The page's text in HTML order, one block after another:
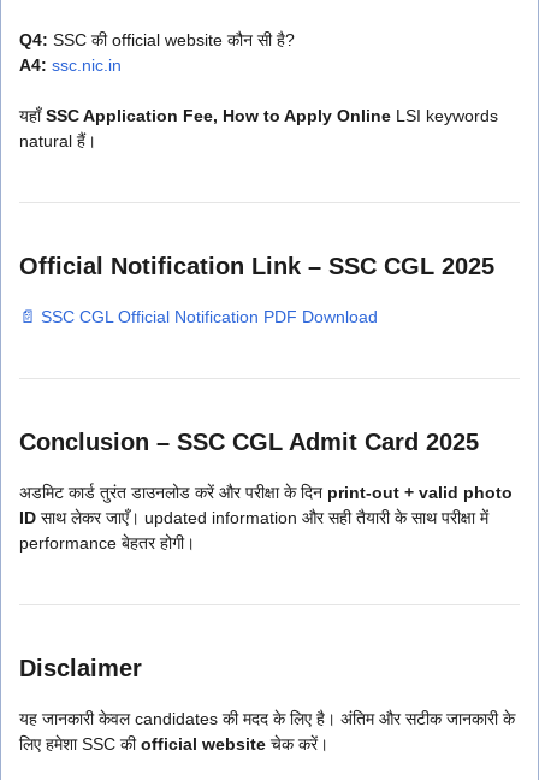
Q4: SSC की official website कौन सी है?
A4: ssc.nic.in
यहाँSSC Application Fee, How to Apply Online LSI keywords
natural हैं।
Official Notification Link – SSC CGL 2025
📄 SSC CGL Official Notification PDF Download
Conclusion – SSC CGL Admit Card 2025
अडमिट कार्ड तुरंत डाउनलोड करें और परीक्षा के दिन print-out + valid photo
ID साथ लेकर जाएँ। updated information और सही तैयारी के साथ परीक्षा में
performance बेहतर होगी।
Disclaimer
यह जानकारी केवल candidates की मदद के लिए है। अंतिम और सटीक जानकारी के
लिए हमेशा SSC कीofficial website चेक करें।